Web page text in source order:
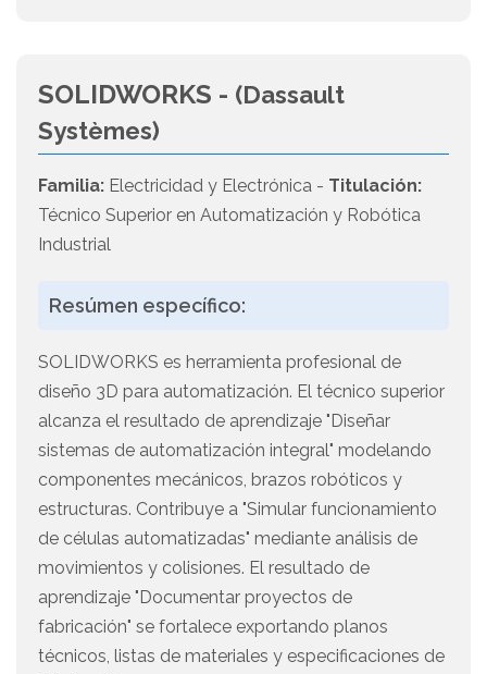
SOLIDWORKS - (Dassault
Systèmes)
Familia: Electricidad y Electrónica - Titulación:
Técnico Superior en Automatización y Robótica
Industrial
Resúmen específico:
SOLIDWORKS es herramienta profesional de
diseño 3D para automatización. El técnico superior
alcanza el resultado de aprendizaje "Diseñar
sistemas de automatización integral" modelando
componentes mecánicos, brazos robóticos y
estructuras. Contribuye a "Simular funcionamiento
de células automatizadas" mediante análisis de
movimientos y colisiones. El resultado de
aprendizaje "Documentar proyectos de
fabricación" se fortalece exportando planos
técnicos, listas de materiales y especificaciones de